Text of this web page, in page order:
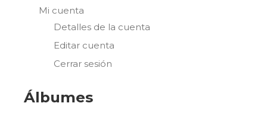
Mi cuenta
Detalles de la cuenta
Editar cuenta
Cerrar sesión
Álbumes